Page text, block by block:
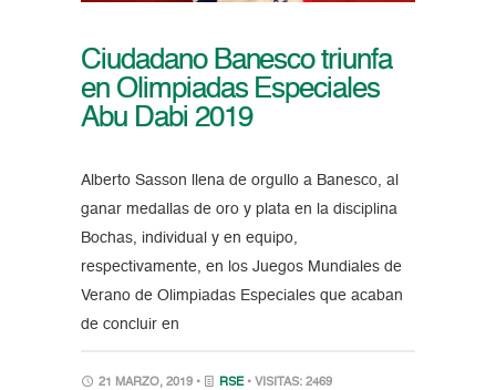
Ciudadano Banesco triunfa
en Olimpiadas Especiales
Abu Dabi 2019
Alberto Sasson llena de orgullo a Banesco, al
ganar medallas de oro y plata en la disciplina
Bochas, individual y en equipo,
respectivamente, en los Juegos Mundiales de
Verano de Olimpiadas Especiales que acaban
de concluir en
21 MARZO, 2019 • RSE • VISITAS: 2469